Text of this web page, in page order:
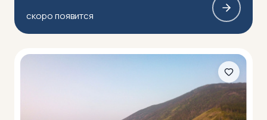
скоро появится